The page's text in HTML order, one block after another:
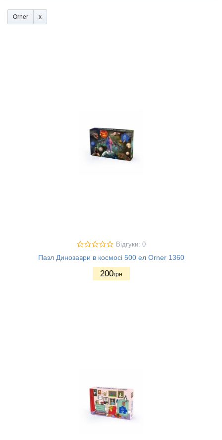
Orner
Відгуки: 0
Пазл Динозаври в космосі 500 ел Orner 1360
200грн